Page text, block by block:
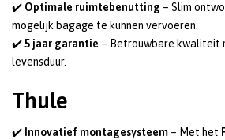
✔️ Optimale ruimtebenutting – Slim
mogelijk bagage te kunnen vervoeren.
✔️5 jaar garantie – Betrouwbare kwaliteit
levensduur.
Thule
✔️ Innovatief montagesysteem – Met het